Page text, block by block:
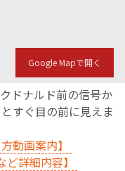
Google Mapで開く
ドナルド前の信号か
すぐ目の前に見えま
動画案内】
ど詳細内容】